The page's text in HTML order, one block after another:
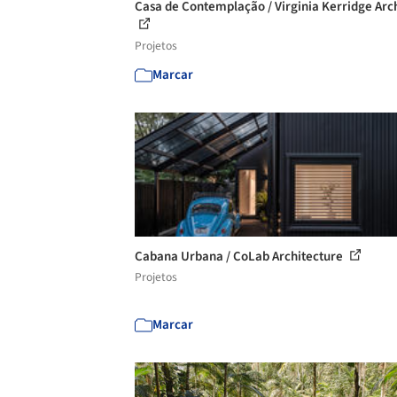
Casa de Contemplação / Virginia Kerridge
Projetos
Marcar
Cabana Urbana / CoLab Architecture
Projetos
Marcar